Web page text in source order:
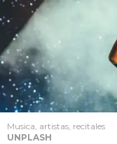
Musica, artistas, recitales
UNPLASH